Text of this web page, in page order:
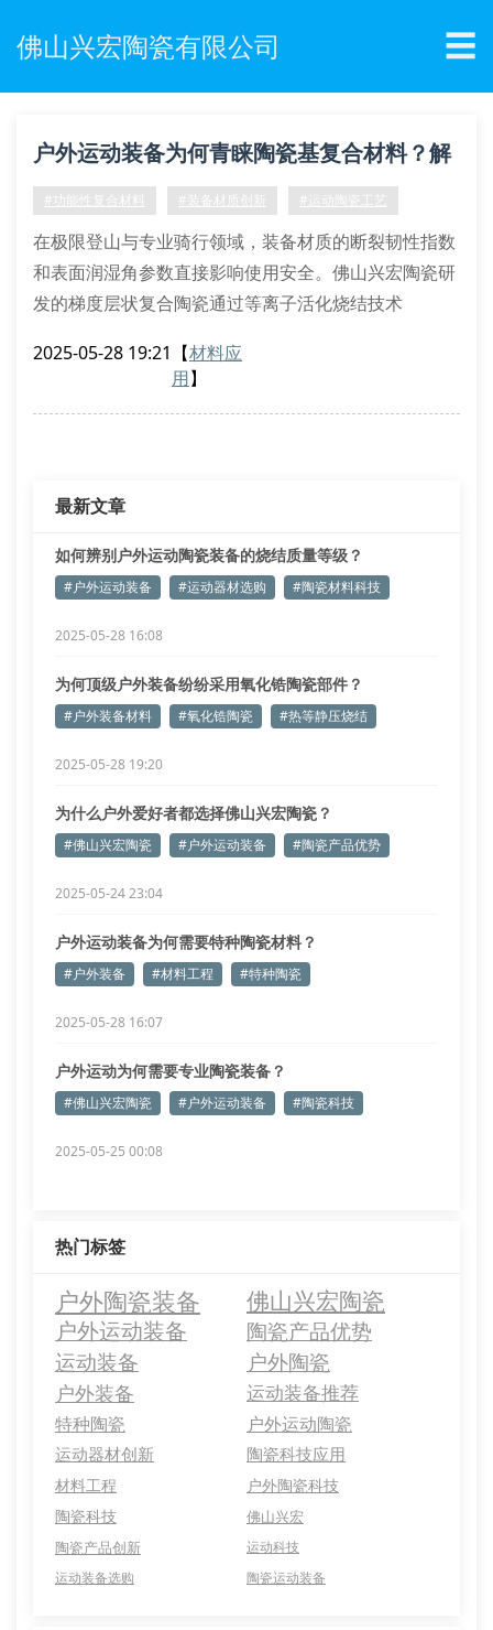
佛山兴宏陶瓷有限公司 ☰
户外运动装备为何青睐陶瓷基复合材料？解
码特种烧结工艺的技术突破
#功能性复合材料 #装备材质创新 #运动陶瓷工艺
在极限登山与专业骑行领域，装备材质的断裂韧性指数
和表面润湿角参数直接影响使用安全。佛山兴宏陶瓷研
发的梯度层状复合陶瓷通过等离子活化烧结技术
网络结构，摩擦系数稳定在0.12-0.15区间，较传统316l
2025-05-28 19:21 【材料应
用】
最新文章
如何辨别户外运动陶瓷装备的烧结质量等级？
#户外运动装备 #运动器材选购 #陶瓷材料科技
2025-05-28 16:08
为何顶级户外装备纷纷采用氧化锆陶瓷部件？
#户外装备材料 #氧化锆陶瓷 #热等静压烧结
2025-05-28 19:20
为什么户外爱好者都选择佛山兴宏陶瓷？
#佛山兴宏陶瓷 #户外运动装备 #陶瓷产品优势
2025-05-24 23:04
户外运动装备为何需要特种陶瓷材料？
#户外装备 #材料工程 #特种陶瓷
2025-05-28 16:07
户外运动为何需要专业陶瓷装备？
#佛山兴宏陶瓷 #户外运动装备 #陶瓷科技
2025-05-25 00:08
热门标签
户外陶瓷装备 佛山兴宏陶瓷
户外运动装备 陶瓷产品优势
运动装备
户外陶瓷
户外装备
运动装备推荐
特种陶瓷 户外运动陶瓷
运动器材创新 陶瓷科技应用
材料工程
户外陶瓷科技
陶瓷科技
佛山兴宏
陶瓷产品创新
运动科技
运动装备选购
陶瓷运动装备